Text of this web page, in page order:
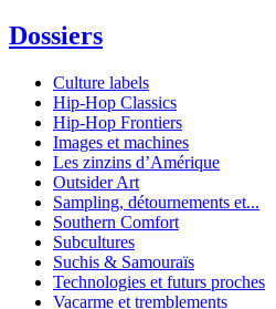
Dossiers
Culture labels
Hip-Hop Classics
Hip-Hop Frontiers
Images et machines
Les zinzins d’Amérique
Outsider Art
Sampling, détournements et...
Southern Comfort
Subcultures
Suchis & Samouraïs
Technologies et futurs proches
Vacarme et tremblements